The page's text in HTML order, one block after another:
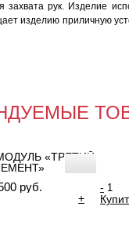
рук. Изделие
изделию приличную
«ТРЕТИЙ
руб.
+
-